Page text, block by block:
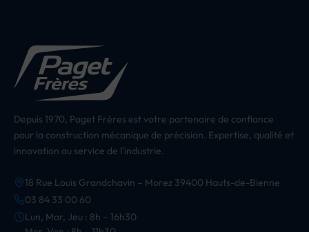
Depuis 1970, Paget Frères est votre partenaire de confiance
pour la construction mécanique de précision. Expertise, qualité et
innovation au service de l'industrie.
18 Rue Louis Grandchavin – Morez 39400 Hauts-de-Bienne
03 84 33 00 60
Lun, Mar, Jeu : 8h – 16h30